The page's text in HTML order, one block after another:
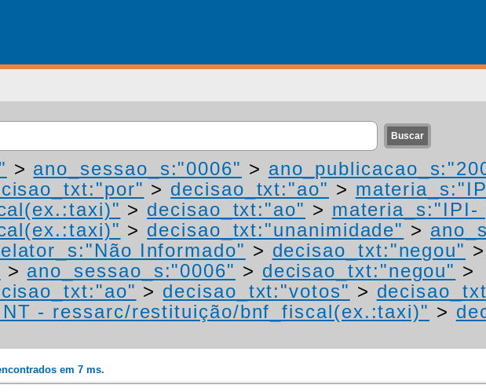
> ano_sessao_s:"0006" >
> decisao_txt:"ao" >
> decisao_txt:"ao" > materia_s:"IPI-
> decisao_txt:"unanimidade" >
Informado" > decisao_txt:"negou" >
> ano_sessao_s:"0006" > decisao_txt:"negou" >
> decisao_txt:"votos" >
- ressarc/restituição/bnf_fiscal(ex.:taxi)" >
em 7 ms.